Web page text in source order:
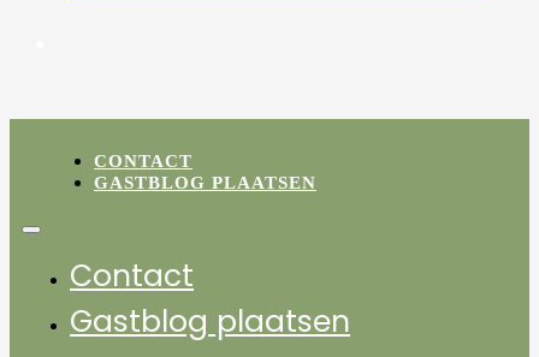
CONTACT
GASTBLOG PLAATSEN
Contact
Gastblog plaatsen